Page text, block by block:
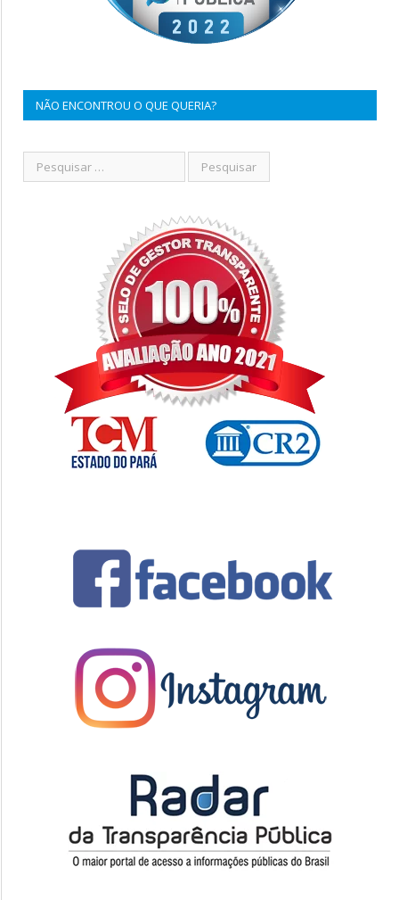
NÃO ENCONTROU O QUE QUERIA?